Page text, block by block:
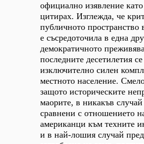
официално изявление
цитирах. Изглежда, че
публичното пространство
е съсредоточила в една
демократичното
последните десетилетия
изключително силен
местното население.
защото историческите
маорите, в никакъв
сравнени с отношението
американци към техните
и в най-лошия случай